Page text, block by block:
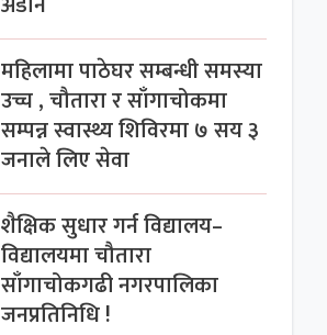
महिलामा पाठेघर सम्बन्धी समस्या
उच्च , चौतारा र साँगाचोकमा
सम्पन्न स्वास्थ्य शिविरमा ७ सय ३
जनाले लिए सेवा
शैक्षिक सुधार गर्न विद्यालय–
विद्यालयमा चौतारा
साँगाचोकगढी नगरपालिका
जनप्रतिनिधि !